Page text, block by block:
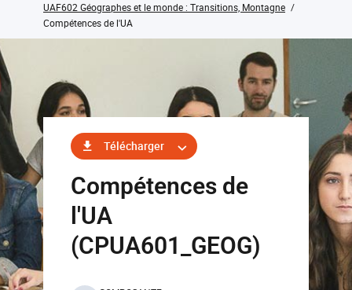
UAF602 Géographes et le monde : Transitions, Montagne
Compétences de l'UA
Télécharger
Compétences de
l'UA
(CPUA601_GEOG)